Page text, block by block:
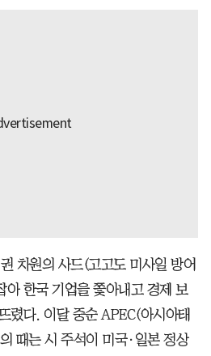
차원의 사드(고고도 미사일 방어
아 한국 기업을 쫓아내고 경제 보
렸다. 이달 중순 APEC(아시아태
때는 시 주석이 미국·일본 정상